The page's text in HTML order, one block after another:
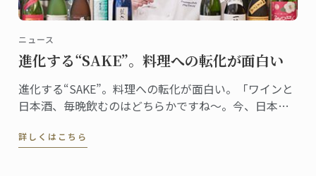
ニュース
進化する“SAKE”。料理への転化が面白い
進化する“SAKE”。料理への転化が面白い。「ワインと
日本酒、毎晩飲むのはどちらかですね～。今、日本酒
ながら、嬉しそうにそう教えてくれたのは、日本校マ
詳しくはこちら